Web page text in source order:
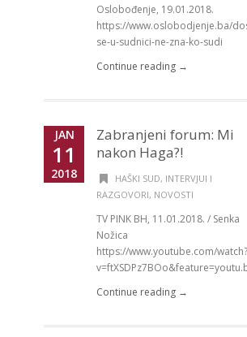
Oslobođenje, 19.01.2018.
https://www.oslobodjenje.ba/
se-u-sudnici-ne-zna-ko-sudi
Continue reading →
JAN
11
2018
Zabranjeni forum: Mi
nakon Haga?!
HAŠKI SUD, INTERVJUI I
RAZGOVORI, NOVOSTI
TV PINK BH, 11.01.2018. / Senka
Nožica
https://www.youtube.com/watch?
Continue reading →